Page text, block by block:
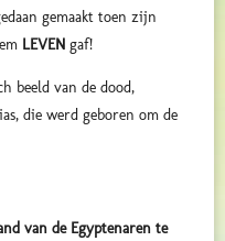
gemaakt toen zijn
LEVEN gaf!
beeld van de dood,
die werd geboren om de
van de Egyptenaren te